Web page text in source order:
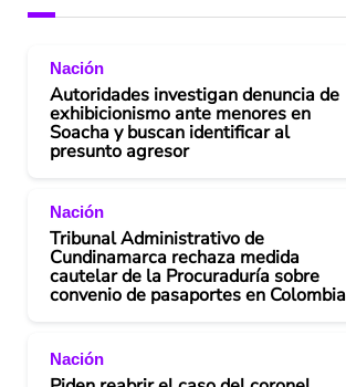
Nación
Autoridades investigan denuncia de
exhibicionismo ante menores en
Soacha y buscan identificar al
presunto agresor
Nación
Tribunal Administrativo de
Cundinamarca rechaza medida
cautelar de la Procuraduría sobre
convenio de pasaportes en Colombia
Nación